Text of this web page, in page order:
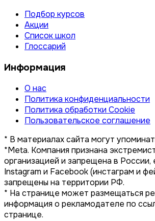
Подбор курсов
Акции
Список школ
Глоссарий
Информация
О нас
Политика конфиденциальности
Политика обработки Cookie
Пользовательское соглашение
* В материалах сайта могут
*Meta. Компания признана
организацией и запрещена в России,
Instagram и Facebook (инстаграм и
запрещены на территории РФ.
* На странице может размещаться
информация о рекламодателе по
странице.